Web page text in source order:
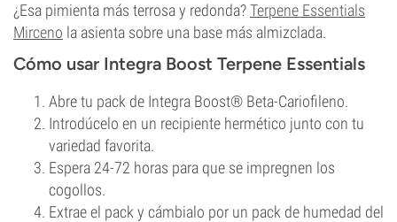
¿Esa pimienta más terrosa y redonda?Terpene Essentials
Mirceno la asienta sobre una base más almizclada.
Cómo usar Integra Boost Terpene Essentials
Abre tu pack de Integra Boost® Beta-Cariofileno.
Introdúcelo en un recipiente hermético junto con tu
variedad favorita.
Espera 24-72 horas para que se impregnen los
cogollos.
Extrae el pack y cámbialo por un pack de humedad del